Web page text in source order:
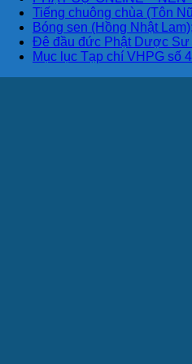
Tiếng chuông chùa (Tôn
Bóng sen (Hồng Nhật
Đê đầu đức Phật Dược Sư
Mục lục Tạp chí VHPG số